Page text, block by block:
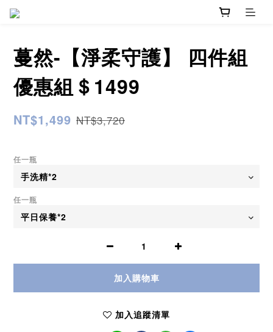
蔓然-【淨柔守護】 四件組
優惠組＄1499
NT$1,499 NT$3,720
任一瓶
任一瓶
加入購物車
加入追蹤清單